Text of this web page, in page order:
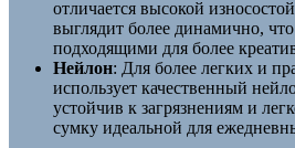
отличается высокой
выглядит более динамично,
подходящими для более
Нейлон: Для более легких и
использует качественный
устойчив к загрязнениям и
сумку идеальной для